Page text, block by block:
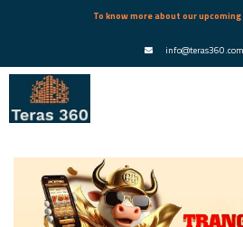
To know more about our
info@teras360.com